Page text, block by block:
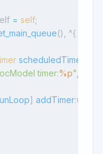
= self;
(), ^{
timer:%p"
] addTimer: